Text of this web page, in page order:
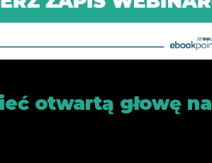
otwartą głowę na